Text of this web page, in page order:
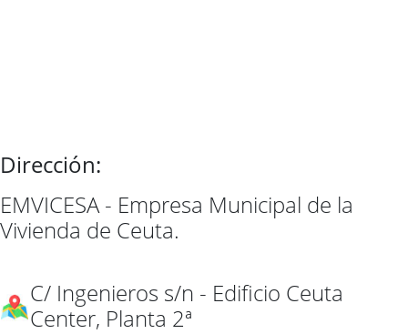
Dirección:
EMVICESA - Empresa Municipal de la
Vivienda de Ceuta.
C/ Ingenieros s/n - Edificio Ceuta
Center, Planta 2ª